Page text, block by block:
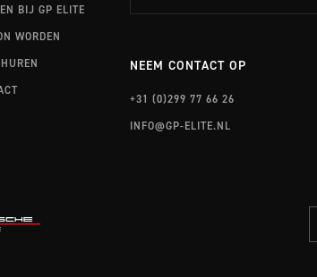
BIJ GP ELITE
WORDEN
NEEM CONTACT OP
+31 (0)299 77 66 26
INFO@GP-ELITE.NL